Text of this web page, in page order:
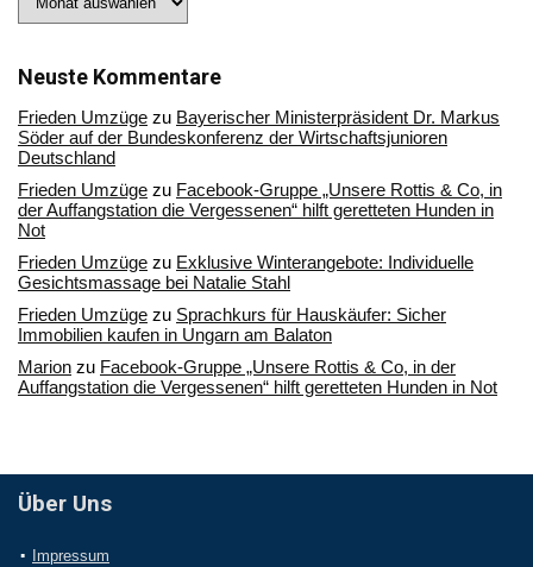
Sie
Archiv
Neuste Kommentare
Frieden Umzüge zu Bayerischer Ministerpräsident Dr. Markus
Söder auf der Bundeskonferenz der Wirtschaftsjunioren
Deutschland
Frieden Umzüge zu Facebook-Gruppe „Unsere Rottis & Co, in
der Auffangstation die Vergessenen“ hilft geretteten Hunden in
Not
Frieden Umzüge zu Exklusive Winterangebote: Individuelle
Gesichtsmassage bei Natalie Stahl
Frieden Umzüge zu Sprachkurs für Hauskäufer: Sicher
Immobilien kaufen in Ungarn am Balaton
Marion zu Facebook-Gruppe „Unsere Rottis & Co, in der
Auffangstation die Vergessenen“ hilft geretteten Hunden in Not
Über Uns
Impressum